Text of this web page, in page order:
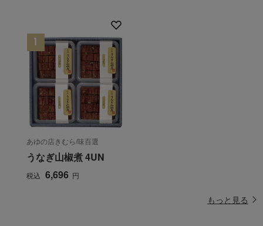
あゆの店きむら/味百選
うなぎ山椒煮 4UN
税込 6,696 円
もっと見る